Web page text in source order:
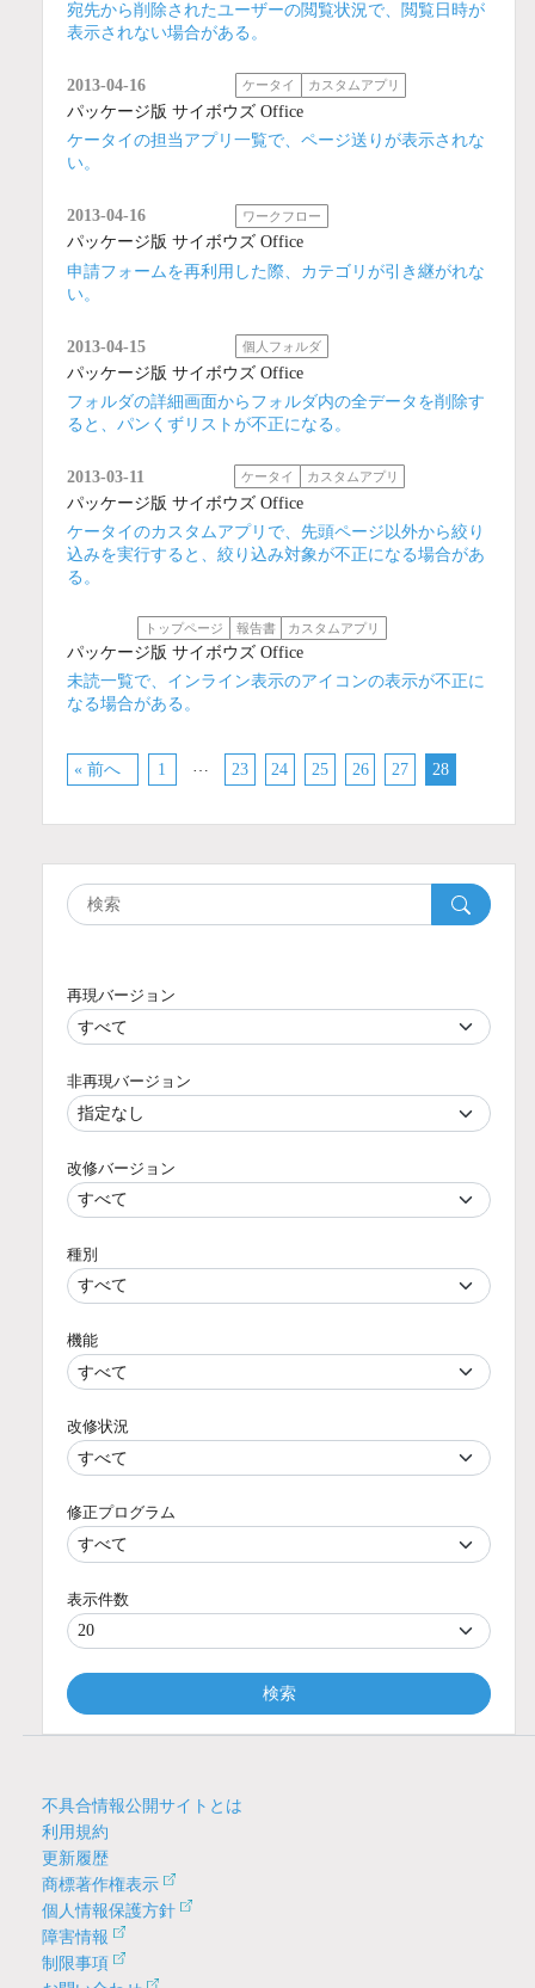
宛先から削除されたユーザーの閲覧状況で、閲覧日時が
表示されない場合がある。
2013-04-16 ケータイ カスタムアプリ
パッケージ版 サイボウズ Office
ケータイの担当アプリ一覧で、ページ送りが表示されな
い。
2013-04-16 ワークフロー
パッケージ版 サイボウズ Office
申請フォームを再利用した際、カテゴリが引き継がれな
い。
2013-04-15 個人フォルダ
パッケージ版 サイボウズ Office
フォルダの詳細画面からフォルダ内の全データを削除す
ると、パンくずリストが不正になる。
2013-03-11 ケータイ カスタムアプリ
パッケージ版 サイボウズ Office
ケータイのカスタムアプリで、先頭ページ以外から絞り
込みを実行すると、絞り込み対象が不正になる場合があ
る。
トップページ 報告書 カスタムアプリ
パッケージ版 サイボウズ Office
未読一覧で、インライン表示のアイコンの表示が不正に
なる場合がある。
« 前へ 1 … 23 24 25 26 27 28
再現バージョン
非再現バージョン
改修バージョン
種別
機能
改修状況
修正プログラム
表示件数
検索
不具合情報公開サイトとは
利用規約
更新履歴
商標著作権表示
個人情報保護方針
障害情報
制限事項